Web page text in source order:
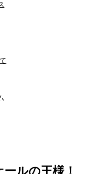
ルの王様！